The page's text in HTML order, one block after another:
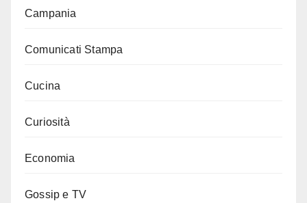
Campania
Comunicati Stampa
Cucina
Curiosità
Economia
Gossip e TV